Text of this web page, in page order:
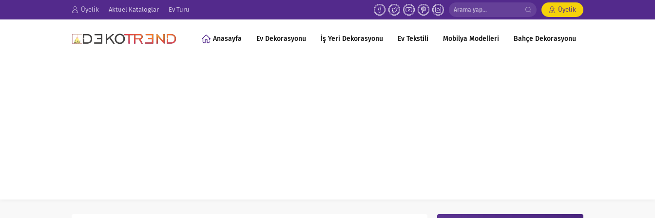
Üyelik Aktüel Kataloglar Ev Turu Üyelik
Anasayfa Ev Dekorasyonu İş Yeri Dekorasyonu Ev Tekstili Mobilya Modelleri Bahçe Dekorasyonu